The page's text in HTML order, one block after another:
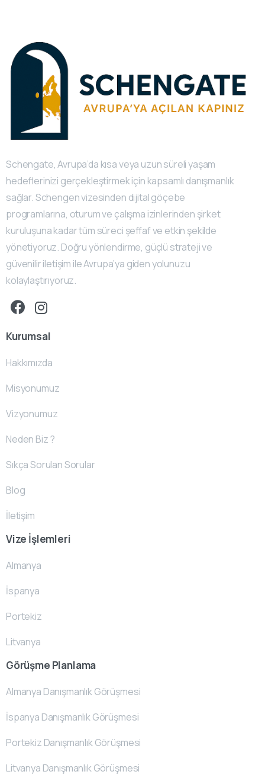
Schengate, Avrupa’da kısa veya uzun süreli yaşam
hedeflerinizi gerçekleştirmek için kapsamlı danışmanlık
sağlar. Schengen vizesinden dijital göçebe
programlarına, oturum ve çalışma izinlerinden şirket
kuruluşuna kadar tüm süreci şeffaf ve etkin şekilde
yönetiyoruz. Doğru yönlendirme, güçlü strateji ve
güvenilir iletişim ile Avrupa’ya giden yolunuzu
kolaylaştırıyoruz.
Kurumsal
Hakkımızda
Misyonumuz
Vizyonumuz
Neden Biz ?
Sıkça Sorulan Sorular
Blog
İletişim
Vize İşlemleri
Almanya
İspanya
Portekiz
Litvanya
Görüşme Planlama
Almanya Danışmanlık Görüşmesi
İspanya Danışmanlık Görüşmesi
Portekiz Danışmanlık Görüşmesi
Litvanya Danışmanlık Görüşmesi